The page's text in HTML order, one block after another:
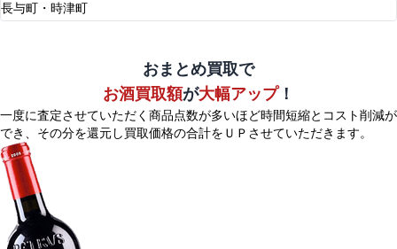
長与町・時津町
おまとめ買取で
お酒買取額が大幅アップ！
一度に査定させていただく商品点数が多いほど時間短縮とコスト削減が
でき、 その分を還元し買取価格の合計をＵＰさせていただきます。